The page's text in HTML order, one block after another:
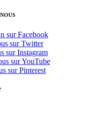
sur Facebook
sur Twitter
sur Instagram
sur YouTube
sur Pinterest